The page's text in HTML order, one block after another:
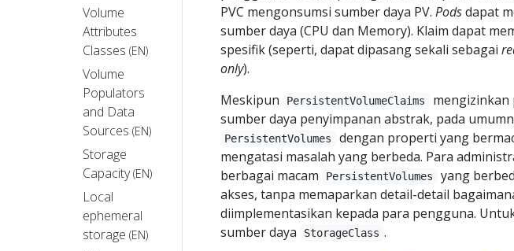
Volume
Attributes
Classes (EN)
Volume
Populators
and Data
Sources (EN)
Storage
Capacity (EN)
Local
ephemeral
storage (EN)
PVC mengonsumsi sumber daya PV. Podsdapat
sumber daya (CPU dan Memory). Klaim dapat
spesifik (seperti, dapat dipasang sekali sebagai
only).
Meskipun
PersistentVolumeClaims
sumber daya penyimpanan abstrak, pada
PersistentVolumes
dengan properti yang
mengatasi masalah yang berbeda. Para
berbagai macam
PersistentVolumes
yang
akses, tanpa memaparkan detail-detail
diimplementasikan kepada para pengguna.
sumber daya
StorageClass .